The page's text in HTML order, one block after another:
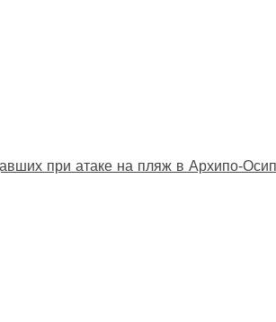
при атаке на пляж в